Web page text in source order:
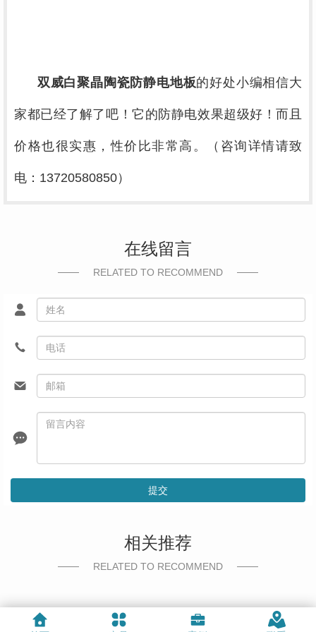
双威白聚晶陶瓷防静电地板的好处小编相信大
家都已经了解了吧！它的防静电效果超级好！而且
价格也很实惠，性价比非常高。（咨询详情请致
电： 13720580850）
在线留言
RELATED TO RECOMMEND
提交
相关推荐
RELATED TO RECOMMEND